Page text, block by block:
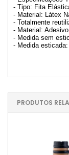
- Tipo: Fita
- Material: Látex
- Totalmente
- Material:
- Medida sem
- Medida
PRODUTOS